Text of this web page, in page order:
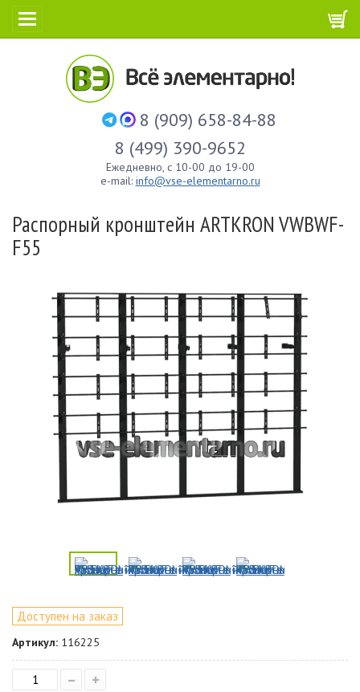
8 (909) 658-84-88
8 (499) 390-9652
Ежедневно, с 10-00 до 19-00
e-mail: info@vse-elementarno.ru
Распорный кронштейн ARTKRON VWBWF-
F55
Доступен на заказ
Артикул: 116225
– +